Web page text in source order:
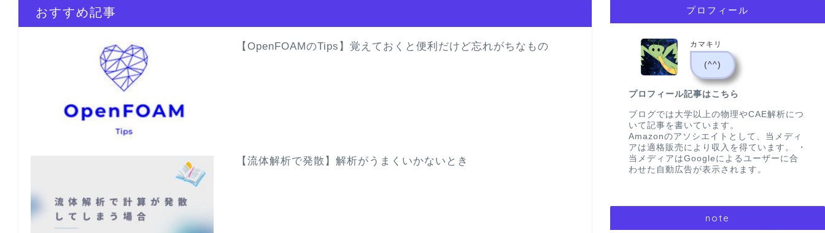
おすすめ記事
【OpenFOAMのTips】覚えておくと便利だけど忘れがちなもの
【流体解析で発散】解析がうまくいかないとき
プロフィール
カマキリ
(^^)
プロフィール記事はこちら
ブログでは大学以上の物理やCAE解析につ
いて記事を書いています。
Amazonのアソシエイトとして、当メディ
アは適格販売により収入を得ています。 ・
当メディアはGoogleによるユーザーに合
わせた自動広告が表示されます。
note